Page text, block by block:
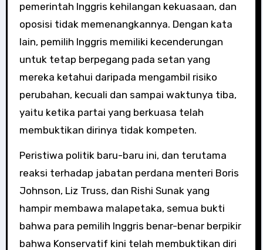
pemerintah Inggris kehilangan kekuasaan, dan
oposisi tidak memenangkannya. Dengan kata
lain, pemilih Inggris memiliki kecenderungan
untuk tetap berpegang pada setan yang
mereka ketahui daripada mengambil risiko
perubahan, kecuali dan sampai waktunya tiba,
yaitu ketika partai yang berkuasa telah
membuktikan dirinya tidak kompeten.
Peristiwa politik baru-baru ini, dan terutama
reaksi terhadap jabatan perdana menteri Boris
Johnson, Liz Truss, dan Rishi Sunak yang
hampir membawa malapetaka, semua bukti
bahwa para pemilih Inggris benar-benar berpikir
bahwa Konservatif kini telah membuktikan diri